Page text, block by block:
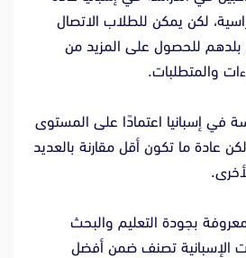
لكن يمكن للطلاب الاتصال
بلدهم للحصول على المزيد من
والمتطلبات.
في إسبانيا اعتمادًا على المستوى
عادة ما تكون أقل مقارنة بالعديد
بجودة التعليم والبحث
الإسبانية تصنف ضمن أفضل